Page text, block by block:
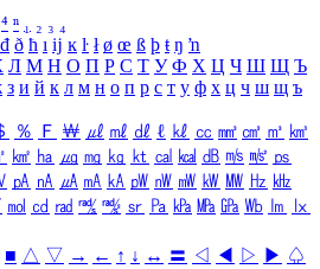
⁴ ⁿ ₁ ₂ ₃ ₄
đ ð ħ ı ĳ ĸ ŀ ł ø œ ß þ ŧ ŋ ŉ
Л М Н О П Р С Т У Ф Х Ц Ч Ш Щ Ъ
з и й к л м н о п р с т у ф х ц ч ш щ ъ
％ Ｆ ￦ ㎕ ㎖ ㎗ ℓ ㎘ ㏄ ㎣ ㎤ ㎥ ㎦
㎢ ㏊ ㎍ ㎎ ㎏ ㏏ ㎈ ㎉ ㏈ ㎧ ㎨ ㎰
㎀ ㎁ ㎂ ㎃ ㎄ ㎺ ㎻ ㎽ ㎾ ㎿ ㎐ ㎑
㏖ ㏅ ㎭ ㎮ ㎯ ㏛ ㎩ ㎪ ㎫ ㎬ ㏝ ㏐
㏓
■ △ ▽ → ← ↑ ↓ ↔ 〓 ◁ ◀ ▷ ▶ ♤